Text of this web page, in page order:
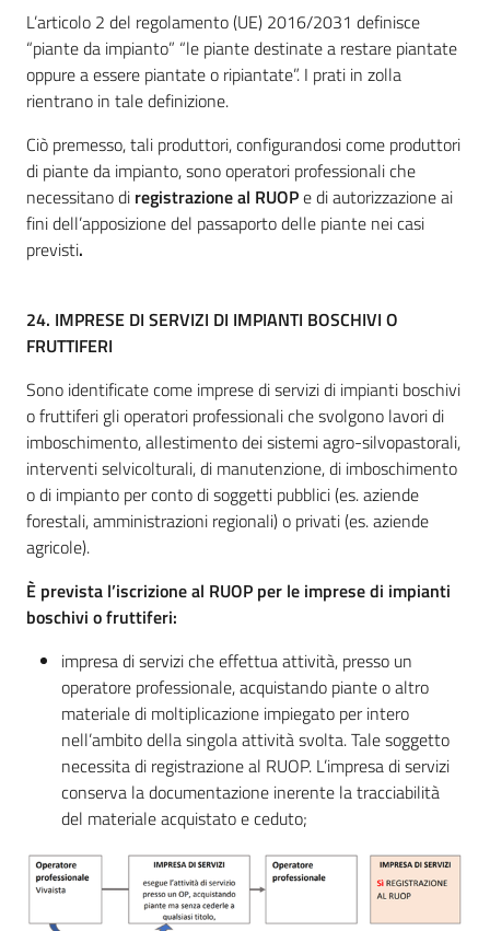
L’articolo 2 del regolamento (UE) 2016/2031 definisce
“piante da impianto” “le piante destinate a restare piantate
oppure a essere piantate o ripiantate”. I prati in zolla
rientrano in tale definizione.
Ciò premesso, tali produttori, configurandosi come produttori
di piante da impianto, sono operatori professionali che
necessitano di registrazione al RUOPe di autorizzazione ai
fini dell’apposizione del passaporto delle piante nei casi
previsti.
24. IMPRESE DI SERVIZI DI IMPIANTI BOSCHIVI O
FRUTTIFERI
Sono identificate come imprese di servizi di impianti boschivi
o fruttiferi gli operatori professionali che svolgono lavori di
imboschimento, allestimento dei sistemi agro-silvopastorali,
interventi selvicolturali, di manutenzione, di imboschimento
o di impianto per conto di soggetti pubblici (es. aziende
forestali, amministrazioni regionali) o privati (es. aziende
agricole).
È prevista l’iscrizione al RUOP per le imprese di impianti
boschivi o fruttiferi:
impresa di servizi che effettua attività, presso un
operatore professionale, acquistando piante o altro
materiale di moltiplicazione impiegato per intero
nell’ambito della singola attività svolta. Tale soggetto
necessita di registrazione al RUOP. L’impresa di servizi
conserva la documentazione inerente la tracciabilità
del materiale acquistato e ceduto;